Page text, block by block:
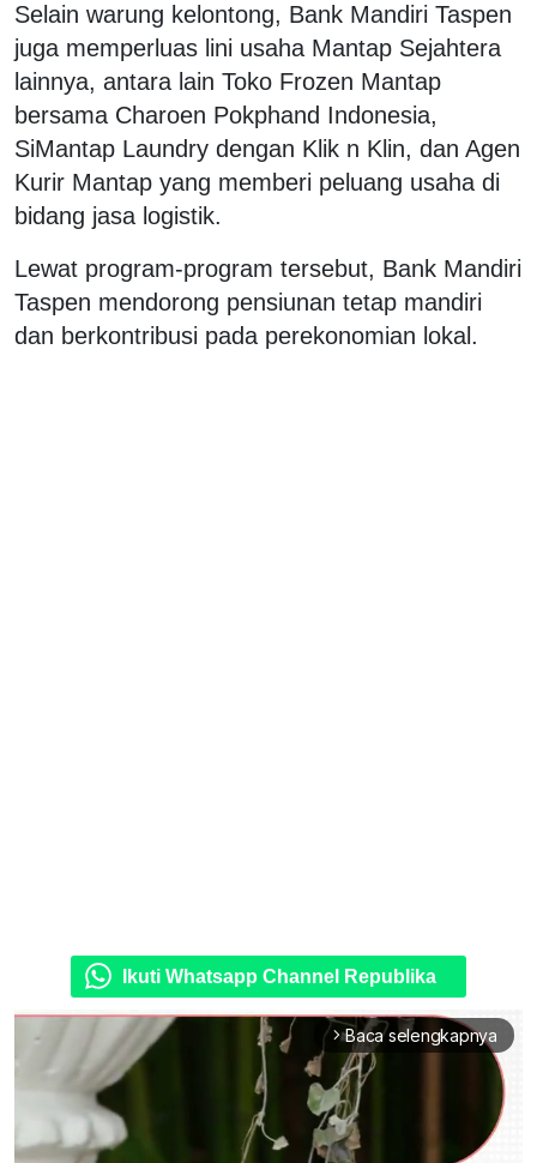
Selain warung kelontong, Bank Mandiri Taspen
juga memperluas lini usaha Mantap Sejahtera
lainnya, antara lain Toko Frozen Mantap
bersama Charoen Pokphand Indonesia,
SiMantap Laundry dengan Klik n Klin, dan Agen
Kurir Mantap yang memberi peluang usaha di
bidang jasa logistik.
Lewat program-program tersebut, Bank Mandiri
Taspen mendorong pensiunan tetap mandiri
dan berkontribusi pada perekonomian lokal.
Ikuti Whatsapp Channel Republika
arrow_forward_ios Baca selengkapnya